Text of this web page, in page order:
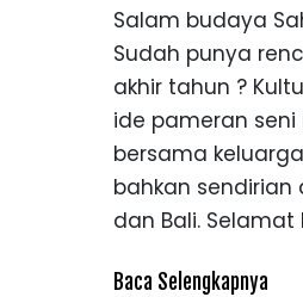
Salam budaya
Sudah punya
akhir tahun ?
ide pameran
bersama
bahkan sendirian
dan Bali. Selamat
Baca Selengkapnya